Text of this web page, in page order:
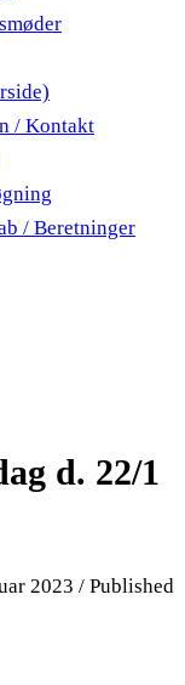
/ Kontakt
/ Beretninger
d. 22/1
2023 / Published